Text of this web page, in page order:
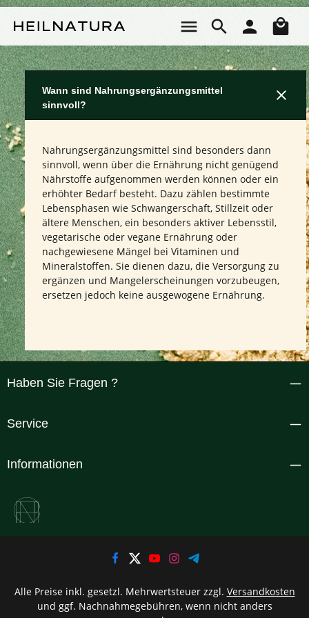
Wann sind Nahrungsergänzungsmittel
sinnvoll?
Nahrungsergänzungsmittel sind besonders dann
sinnvoll, wenn über die Ernährung nicht genügend
Nährstoffe aufgenommen werden können oder ein
erhöhter Bedarf besteht. Dazu zählen bestimmte
Lebensphasen wie Schwangerschaft, Stillzeit oder
ältere Menschen, ein besonders aktiver Lebensstil,
vegetarische oder vegane Ernährung oder
nachgewiesene Mängel bei Vitaminen und
Mineralstoffen. Sie dienen dazu, die Versorgung zu
ergänzen und Mangelerscheinungen vorzubeugen,
ersetzen jedoch keine ausgewogene Ernährung.
Haben Sie Fragen ?
Service
Informationen
Alle Preise inkl. gesetzl. Mehrwertsteuer zzgl. Versandkosten
und ggf. Nachnahmegebühren, wenn nicht anders